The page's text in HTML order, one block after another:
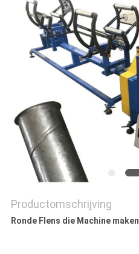
VRAAG
EEN
OFFERTE
PRIVACY
POLICY
Productomschrijving
Ronde Flens die Machine maken